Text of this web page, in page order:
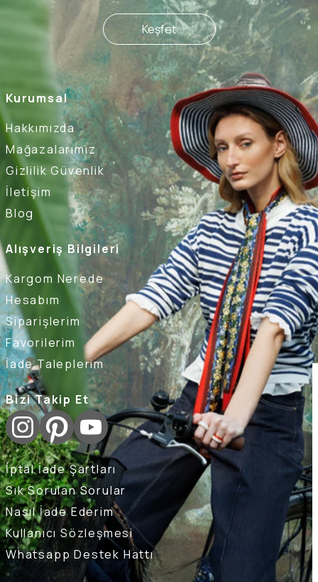
Kurumsal
Hakkımızda
Mağazalarımız
Gizlilik Güvenlik
İletişim
Blog
Alışveriş Bilgileri
Kargom Nerede
Hesabım
Siparişlerim
Favorilerim
İade Taleplerim
Bizi Takip Et
İptal İade Şartları
Sık Sorulan Sorular
Nasıl İade Ederim
Kullanıcı Sözleşmesi
Whatsapp Destek Hattı
Keşfet